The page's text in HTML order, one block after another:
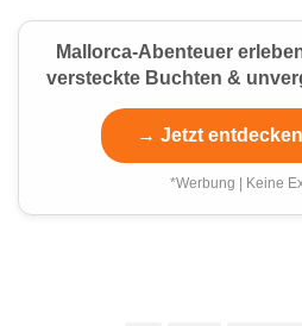
Mallorca-Abenteuer
versteckte Buchten &
→ Jetzt
*Werbung | Keine